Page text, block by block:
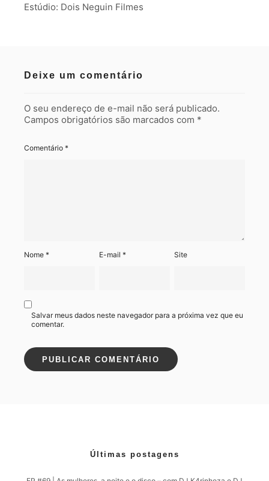
Estúdio: Dois Neguin Filmes
Deixe um comentário
O seu endereço de e-mail não será publicado.
Campos obrigatórios são marcados com *
Comentário *
Nome * E-mail* Site
Salvar meus dados neste navegador para a próxima vez que eu
comentar.
Últimas postagens